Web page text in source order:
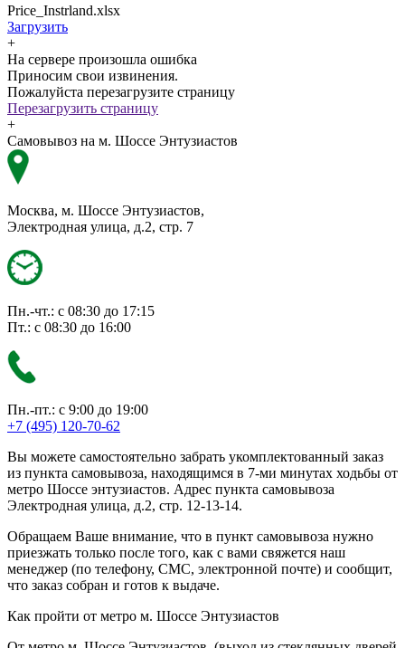
Price_Instrland.xlsx
Загрузить
+
На сервере произошла ошибка
Приносим свои извинения.
Пожалуйста перезагрузите страницу
Перезагрузить страницу
+
Самовывоз на м. Шоссе Энтузиастов
Москва, м. Шоссе Энтузиастов,
Электродная улица, д.2, стр. 7
Пн.-чт.: с 08:30 до 17:15
Пт.: с 08:30 до 16:00
Пн.-пт.: с 9:00 до 19:00
+7 (495) 120-70-62
Вы можете самостоятельно забрать укомплектованный заказ
из пункта самовывоза, находящимся в 7-ми минутах ходьбы от
метро Шоссе энтузиастов. Адрес пункта самовывоза
Электродная улица, д.2, стр. 12-13-14.
Обращаем Ваше внимание, что в пункт самовывоза нужно
приезжать только после того, как с вами свяжется наш
менеджер (по телефону, СМС, электронной почте) и сообщит,
что заказ собран и готов к выдаче.
Как пройти от метро м. Шоссе Энтузиастов